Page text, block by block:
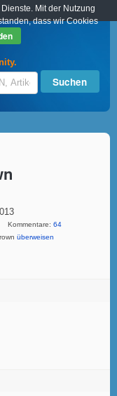
Kommentare: 64
überweisen
Mit der Nutzung
dass wir Cookies